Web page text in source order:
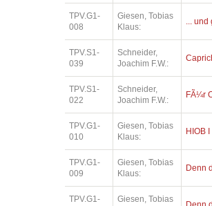
TPV.G1-
008
Giesen, Tobias
Klaus:
...
TPV.S1-
039
Schneider,
Joachim F.W.:
TPV.S1-
022
Schneider,
Joachim F.W.:
FÃ¼r
TPV.G1-
010
Giesen, Tobias
Klaus:
HIOB I
TPV.G1-
009
Giesen, Tobias
Klaus:
Denn
TPV.G1-
Giesen, Tobias